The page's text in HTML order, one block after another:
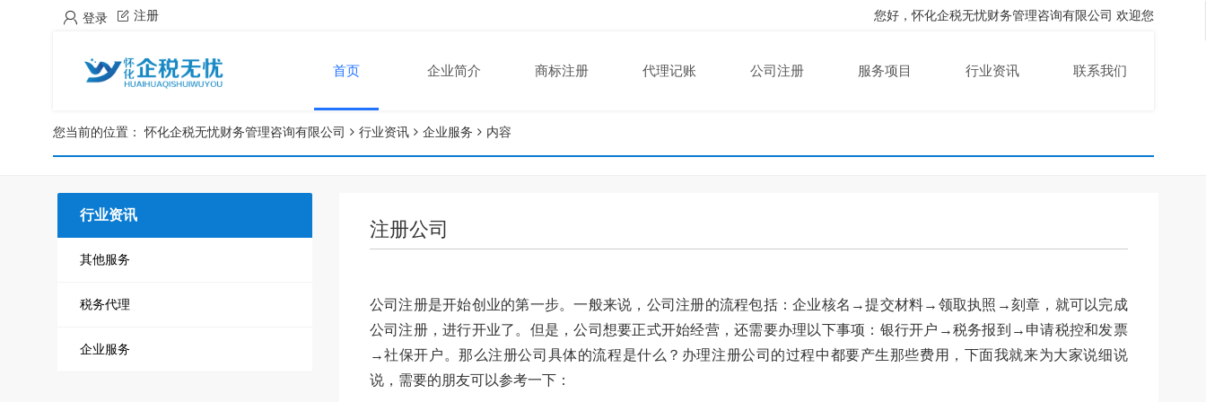
登录 注册 您好，怀化企税无忧财务管理咨询有限公司 欢迎您
首页 企业简介 商标注册 代理记账 公司注册 服务项目 行业资讯 联系我们
您当前的位置： 怀化企税无忧财务管理咨询有限公司 行业资讯 企业服务 内容
行业资讯
其他服务
税务代理
企业服务
注册公司
公司注册是开始创业的第一步。一般来说，公司注册的流程包括：企业核名→提交材料→领取执照→刻章，就可以完成
公司注册，进行开业了。但是，公司想要正式开始经营，还需要办理以下事项：银行开户→税务报到→申请税控和发票
→社保开户。那么注册公司具体的流程是什么？办理注册公司的过程中都要产生那些费用，下面我就来为大家说细说
说，需要的朋友可以参考一下：